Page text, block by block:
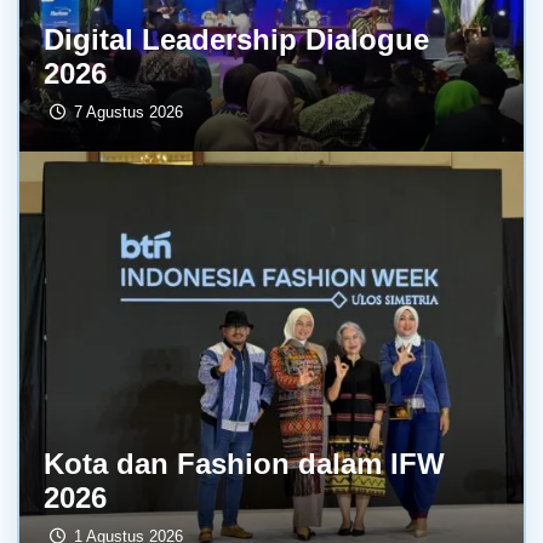
Digital Leadership Dialogue
2026
7 Agustus 2026
Kota dan Fashion dalam IFW
2026
1 Agustus 2026